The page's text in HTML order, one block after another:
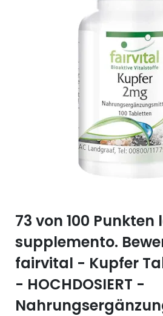
Selen (Se)
Silicium (Si)
Zink (Zn)
Vitamin B12
Vitamin C
Vitamin D
Vitamin E
Vitamin K
Vitamin Q (Q10)
73 von 100 Punkten
supplemento.
fairvital - Kupfer
- HOCHDOSIERT -